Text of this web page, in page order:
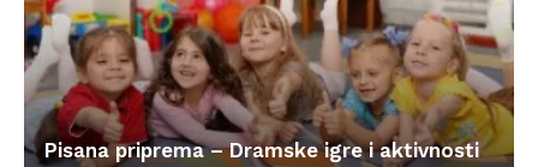
Pisana priprema – Dramske igre i aktivnosti